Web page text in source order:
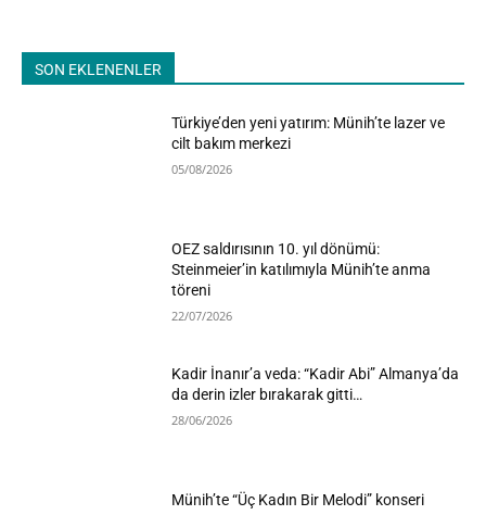
SON EKLENENLER
Türkiye’den yeni yatırım: Münih’te lazer ve
cilt bakım merkezi
05/08/2026
OEZ saldırısının 10. yıl dönümü:
Steinmeier’in katılımıyla Münih’te anma
töreni
22/07/2026
Kadir İnanır’a veda: “Kadir Abi” Almanya’da
da derin izler bırakarak gitti…
28/06/2026
Münih’te “Üç Kadın Bir Melodi” konseri